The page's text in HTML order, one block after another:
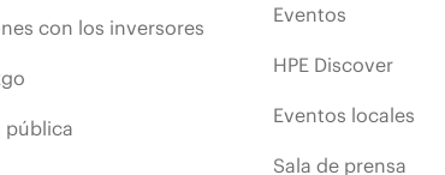
con los inversores
pública
Eventos
HPE Discover
Eventos locales
Sala de prensa